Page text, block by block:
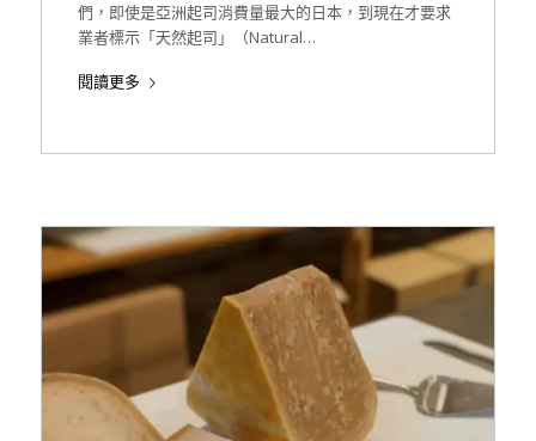
們，即使是亞洲起司消費量最大的日本，到現在才要求
業者標示「天然起司」（Natural…
閱讀更多